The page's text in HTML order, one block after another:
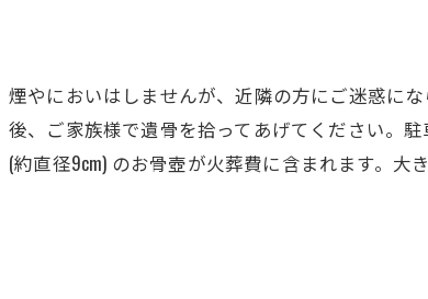
煙やにおいはしませんが、近隣の方にご迷惑に
後、ご家族様で遺骨を拾ってあげてください。
(約直径9cm) のお骨壺が火葬費に含まれます。大